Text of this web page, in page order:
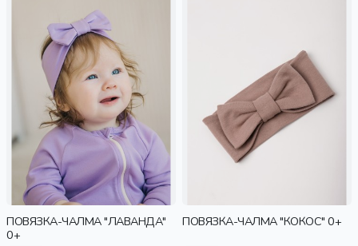
ПОВЯЗКА-ЧАЛМА "ЛАВАНДА"
0+
ПОВЯЗКА-ЧАЛМА "КОКОС" 0+